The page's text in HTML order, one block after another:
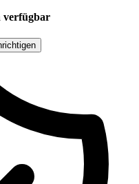
verfügbar